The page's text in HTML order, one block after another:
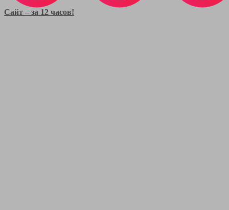
Сайт – за 12 часов!